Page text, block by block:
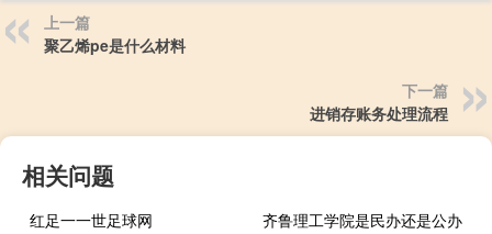
上一篇
聚乙烯pe是什么材料
下一篇
进销存账务处理流程
相关问题
红足一一世足球网
齐鲁理工学院是民办还是公办